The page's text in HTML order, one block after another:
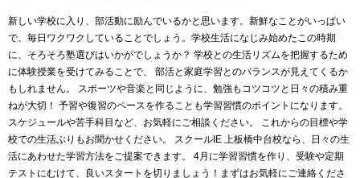
新しい学校に入り、部活動に励んでいるかと思います。新鮮なことがいっぱい
で、毎日ワクワクしていることでしょう。学校生活になじみ始めたこの時期
に、そろそろ塾選びはいかがでしょうか？ 学校との生活リズムを把握するため
に体験授業を受けてみることで、 部活と家庭学習とのバランスが見えてくるか
もしれません。 スポーツや音楽と同じように、勉強もコツコツと日々の積み重
ねが大切！ 予習や復習のペースを作ることも学習習慣のポイントになります。
スケジュールや苦手科目など、お気軽にご相談ください。 これからの目標や学
校での生活ぶりもお聞かせください。 スクールIE 上板橋中台校なら、日々の生
活にあわせた学習方法をご提案できます。 4月に学習習慣を作り、受験や定期
テストにむけて、良いスタートを切りましょう！まずはお気軽にご連絡くださ